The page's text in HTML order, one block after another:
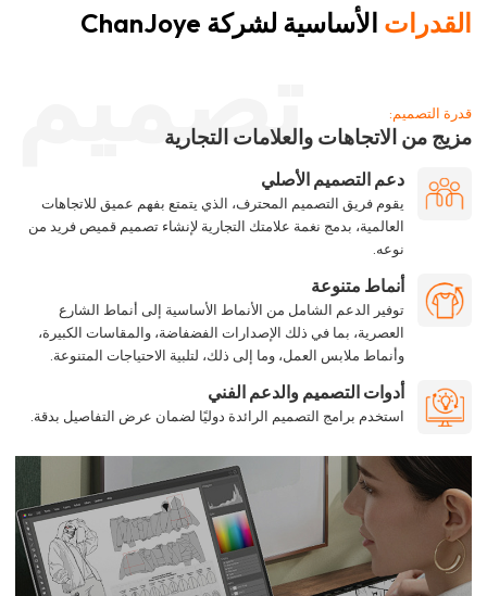
القدرات الأساسية لشركة ChanJoye
تصميم قدرة التصميم:
مزيج من الاتجاهات والعلامات التجارية
دعم التصميم الأصلي
يقوم فريق التصميم المحترف، الذي يتمتع بفهم عميق للاتجاهات
العالمية، بدمج نغمة علامتك التجارية لإنشاء تصميم قميص فريد من
نوعه.
أنماط متنوعة
توفير الدعم الشامل من الأنماط الأساسية إلى أنماط الشارع
العصرية، بما في ذلك الإصدارات الفضفاضة، والمقاسات الكبيرة،
وأنماط ملابس العمل، وما إلى ذلك، لتلبية الاحتياجات المتنوعة.
أدوات التصميم والدعم الفني
استخدم برامج التصميم الرائدة دوليًا لضمان عرض التفاصيل بدقة.